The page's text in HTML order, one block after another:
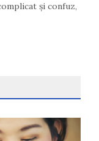
și confuz,